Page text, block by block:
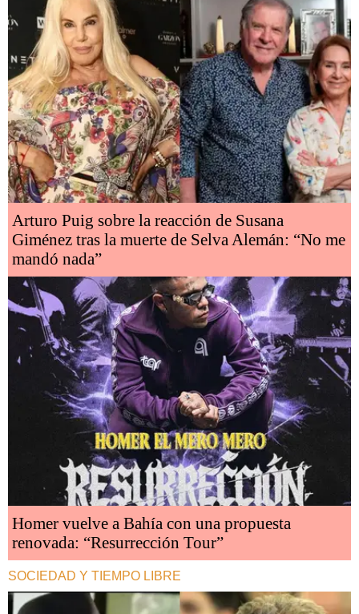
Arturo Puig sobre la reacción de Susana
Giménez tras la muerte de Selva Alemán: “No me
mandó nada”
Homer vuelve a Bahía con una propuesta
renovada: “Resurrección Tour”
SOCIEDAD Y TIEMPO LIBRE